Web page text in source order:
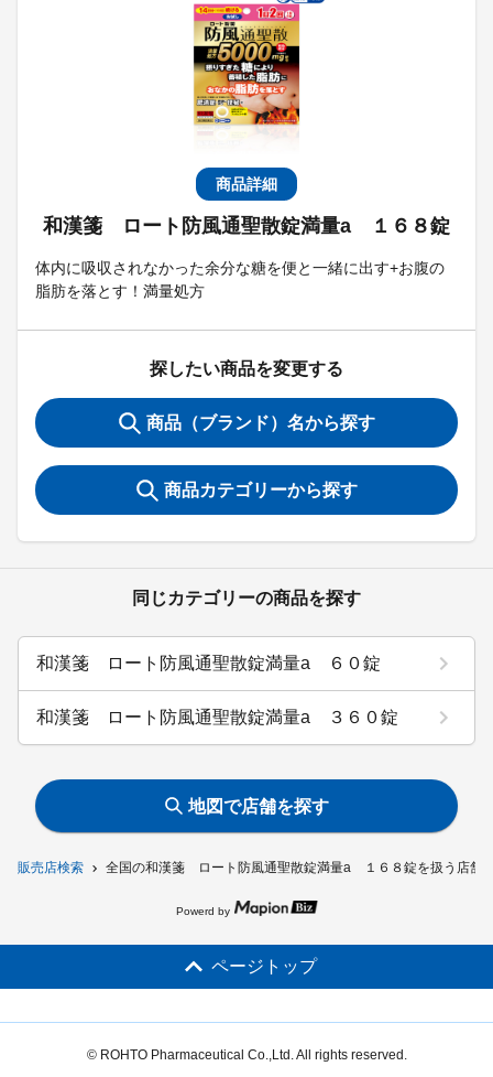
販売店検索 全国の和漢箋 ロート防風通聖散錠満量a １６８錠を扱う店舗
商品詳細
和漢箋 ロート防風通聖散錠満量a １６８錠
体内に吸収されなかった余分な糖を便と一緒に出す+お腹の
脂肪を落とす！満量処方
探したい商品を変更する
商品（ブランド）名から探す
商品カテゴリーから探す
同じカテゴリーの商品を探す
和漢箋 ロート防風通聖散錠満量a ６０錠
和漢箋 ロート防風通聖散錠満量a ３６０錠
地図で店舗を探す
Powerd by
ページトップ
© ROHTO Pharmaceutical Co.,Ltd. All rights reserved.